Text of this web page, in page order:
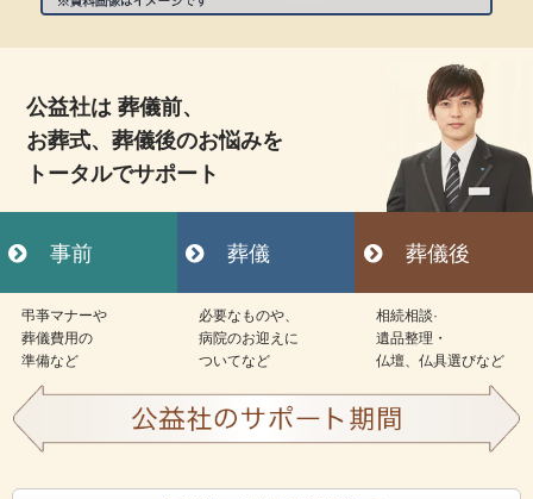
公益社は 葬儀前、
お葬式、葬儀後のお悩みを
トータルでサポート
事前 葬儀 葬儀後
弔亊マナーや
葬儀費用の
準備など
必要なものや、
病院のお迎えに
ついてなど
相続相談·
遺品整理・
仏壇、仏具選びなど